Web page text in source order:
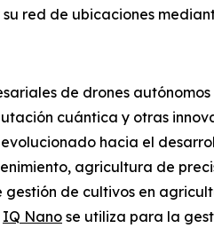
red de ubicaciones
de drones
cuántica y otras
hacia el
agricultura de
de cultivos en
IQ Nano se utiliza para la